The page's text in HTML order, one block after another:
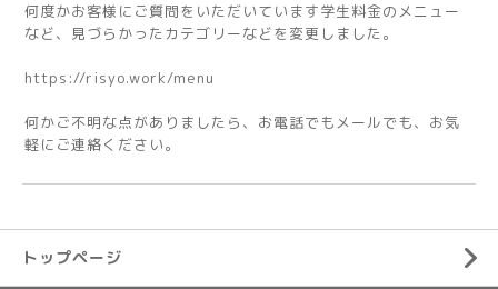
何度かお客様にご質問をいただいています学生料金のメニュー
など、見づらかったカテゴリーなどを変更しました。
https://risyo.work/menu
何かご不明な点がありましたら、お電話でもメールでも、お気
軽にご連絡ください。
トップページ